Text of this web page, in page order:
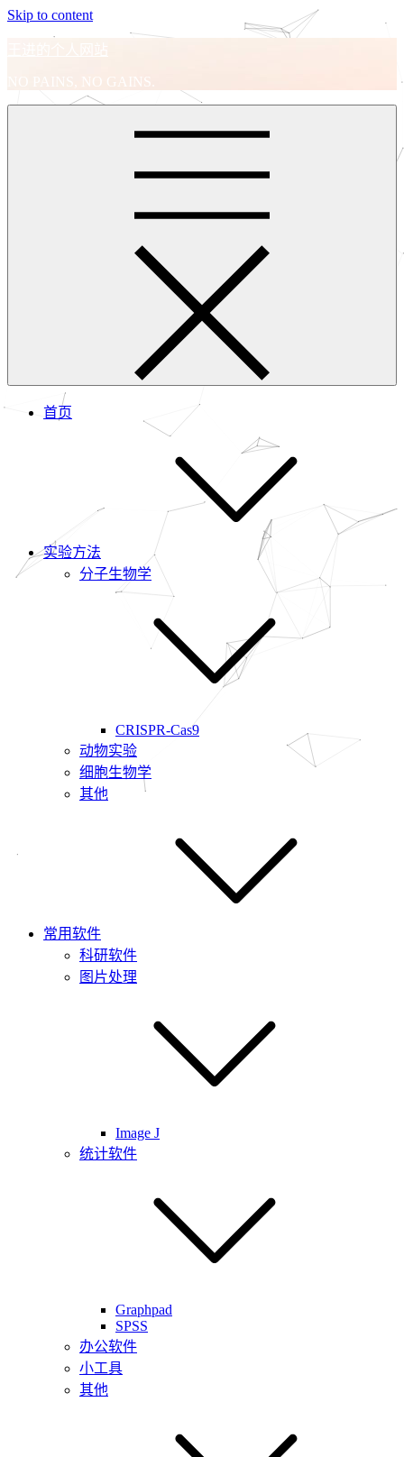
Skip to content
王进的个人网站
NO PAINS, NO GAINS.
首页
实验方法
分子生物学
CRISPR-Cas9
动物实验
细胞生物学
其他
常用软件
科研软件
图片处理
Image J
统计软件
Graphpad
SPSS
办公软件
小工具
其他